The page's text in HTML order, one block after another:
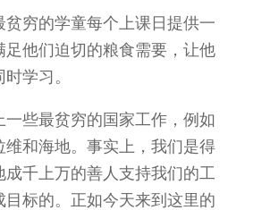
贫穷的学童每个上课日提供一
足他们迫切的粮食需要，让他
学习。
一些最贫穷的国家工作，例如
维和海地。事实上，我们是得
成千上万的善人支持我们的工
目标的。正如今天来到这里的